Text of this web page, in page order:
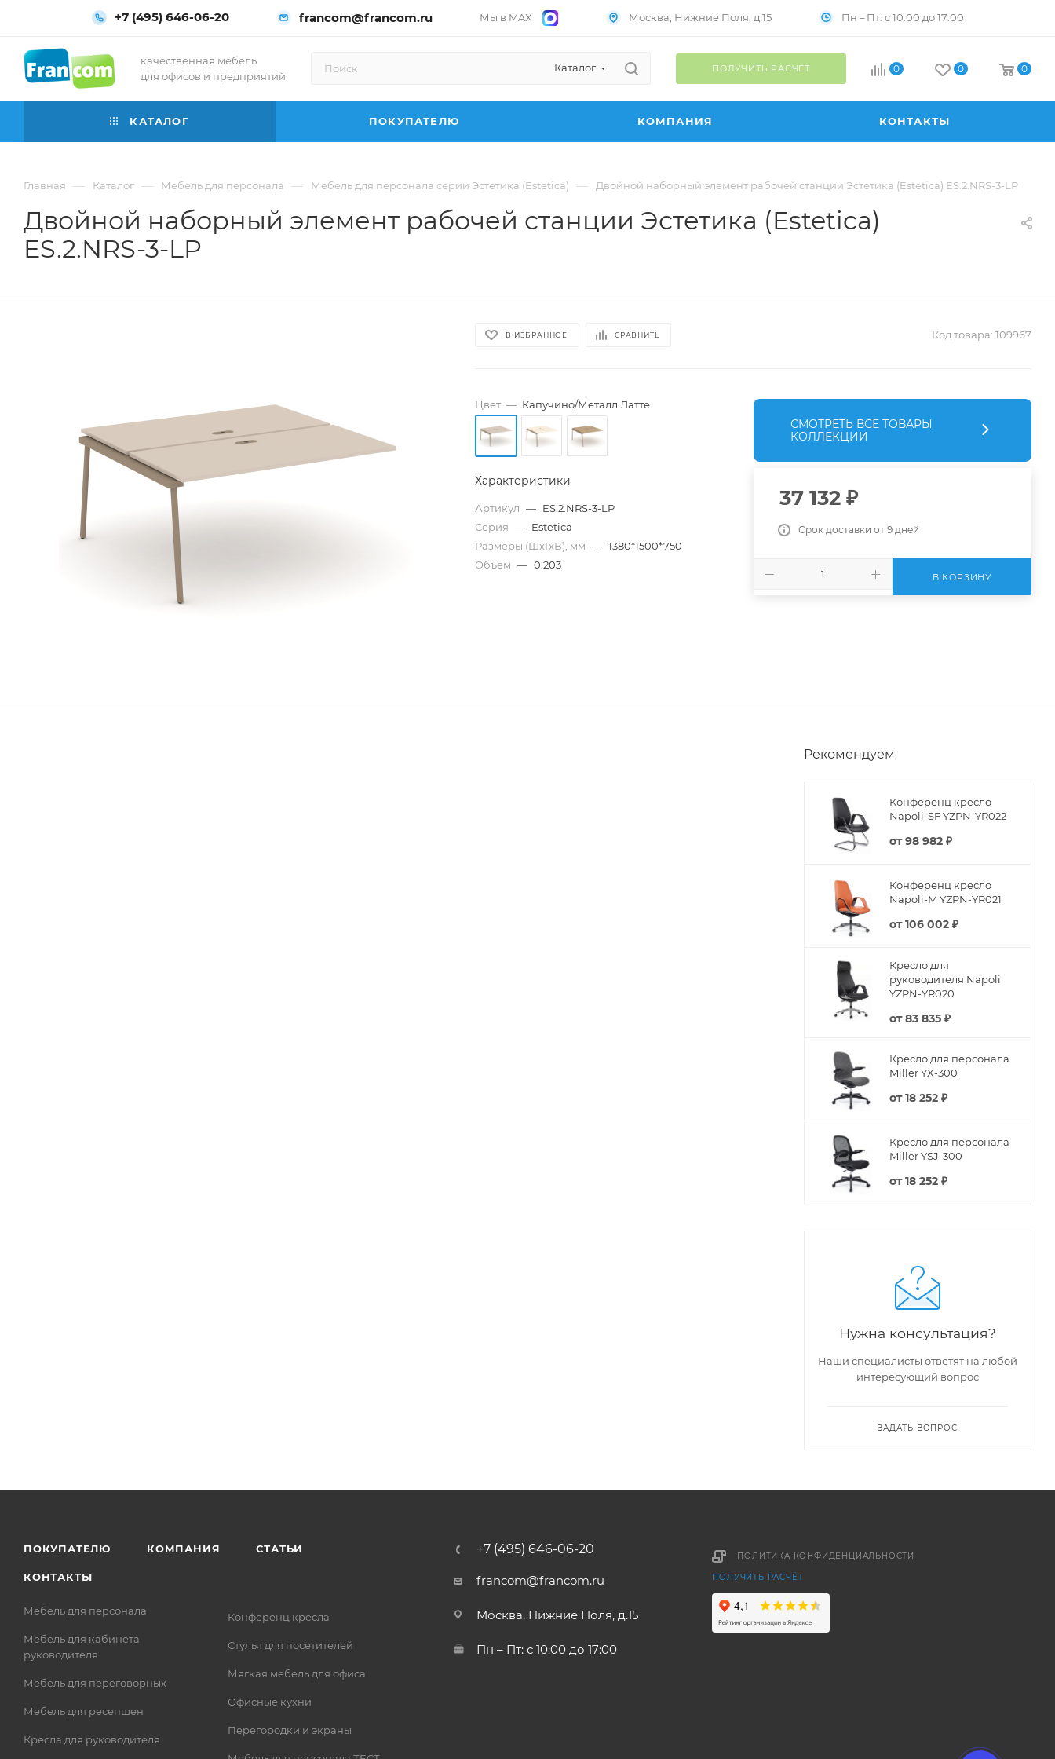
+7 (495) 646-06-20 francom@francom.ru Мы в MAX Москва, Нижние Поля, д.15 Пн – Пт: с 10:00 до 17:00
качественная мебель
для офисов и предприятий
Каталог ПОЛУЧИТЬ РАСЧЁТ 0 0 0
КАТАЛОГ ПОКУПАТЕЛЮ КОМПАНИЯ КОНТАКТЫ
Главная — Каталог — Мебель для персонала — Мебель для персонала серии Эстетика (Estetica) — Двойной наборный элемент рабочей станции Эстетика (Estetica) ES.2.NRS-3-LP
Двойной наборный элемент рабочей станции Эстетика (Estetica)
ES.2.NRS-3-LP
В ИЗБРАННОЕ СРАВНИТЬ Код товара: 109967
Цвет — Капучино/Металл Латте
Характеристики
Артикул — ES.2.NRS-3-LP
Серия — Estetica
Размеры (ШхГхВ), мм — 1380*1500*750
Объем — 0.203
СМОТРЕТЬ ВСЕ ТОВАРЫ
КОЛЛЕКЦИИ
37 132₽
Срок доставки от 9 дней
В КОРЗИНУ
Рекомендуем
Конференц кресло
Napoli-SF YZPN-YR022
от98 982 ₽
Конференц кресло
Napoli-M YZPN-YR021
от106 002 ₽
Кресло для
руководителя Napoli
YZPN-YR020
от83 835 ₽
Кресло для персонала
Miller YX-300
от18 252 ₽
Кресло для персонала
Miller YSJ-300
от18 252 ₽
Нужна консультация?
Наши специалисты ответят на любой
интересующий вопрос
ЗАДАТЬ ВОПРОС
ПОКУПАТЕЛЮ КОМПАНИЯ СТАТЬИ
КОНТАКТЫ
Мебель для персонала
Мебель для кабинета
руководителя
Мебель для переговорных
Мебель для ресепшен
Кресла для руководителя
Конференц кресла
Стулья для посетителей
Мягкая мебель для офиса
Офисные кухни
Перегородки и экраны
+7 (495) 646-06-20
francom@francom.ru
Москва, Нижние Поля, д.15
Пн – Пт: с 10:00 до 17:00
ПОЛИТИКА КОНФИДЕНЦИАЛЬНОСТИ
ПОЛУЧИТЬ РАСЧЁТ